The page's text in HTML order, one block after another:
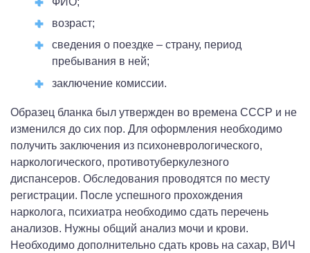
возраст;
сведения о поездке – страну, период
пребывания в ней;
заключение комиссии.
Образец бланка был утвержден во времена СССР и не
изменился до сих пор. Для оформления необходимо
получить заключения из психоневрологического,
наркологического, противотуберкулезного
диспансеров. Обследования проводятся по месту
регистрации. После успешного прохождения
нарколога, психиатра необходимо сдать перечень
анализов. Нужны общий анализ мочи и крови.
Необходимо дополнительно сдать кровь на сахар, ВИЧ